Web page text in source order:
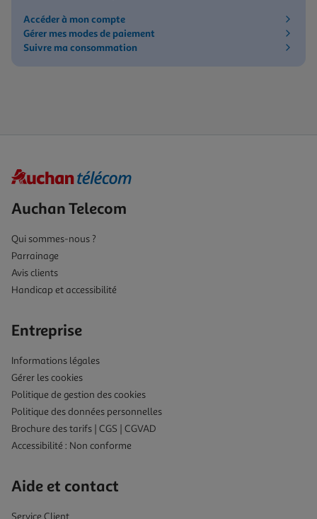
Accéder à mon compte
Gérer mes modes de paiement
Suivre ma consommation
Auchan Telecom
Qui sommes-nous ?
Parrainage
Avis clients
Handicap et accessibilité
Entreprise
Informations légales
Gérer les cookies
Politique de gestion des cookies
Politique des données personnelles
Brochure des tarifs | CGS | CGVAD
Accessibilité : Non conforme
Aide et contact
Service Client